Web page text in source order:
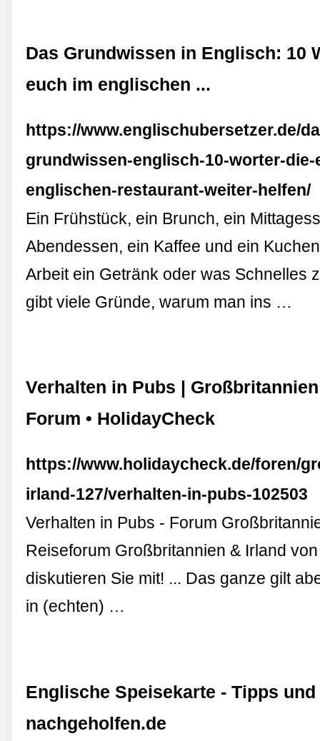
Das Grundwissen in Englisch: 10
euch im englischen ...
https://www.englischubersetzer.de/
grundwissen-englisch-10-worter-die-
englischen-restaurant-weiter-helfen/
Ein Frühstück, ein Brunch, ein
Abendessen, ein Kaffee und ein
Arbeit ein Getränk oder was Schnelles
gibt viele Gründe, warum man ins …
Verhalten in Pubs |
Forum • HolidayCheck
https://www.holidaycheck.de/foren/
irland-127/verhalten-in-pubs-102503
Verhalten in Pubs - Forum
Reiseforum Großbritannien & Irland
diskutieren Sie mit! ... Das ganze gilt
in (echten) …
Englische Speisekarte - Tipps
nachgeholfen.de